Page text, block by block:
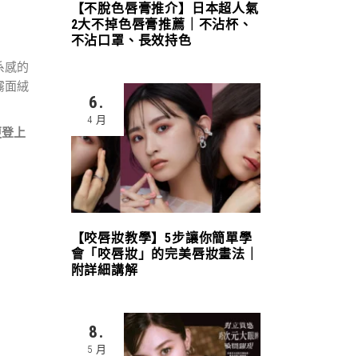
感的
面絨
上
【不脫色唇膏推介】日本超人氣
2大不掉色唇膏推薦｜不沾杯、
不沾口罩、長效持色
6.
4 月
【咬唇妝教學】5步讓你簡單學
會「咬唇妝」的完美唇妝畫法｜
附詳細講解
8.
5 月